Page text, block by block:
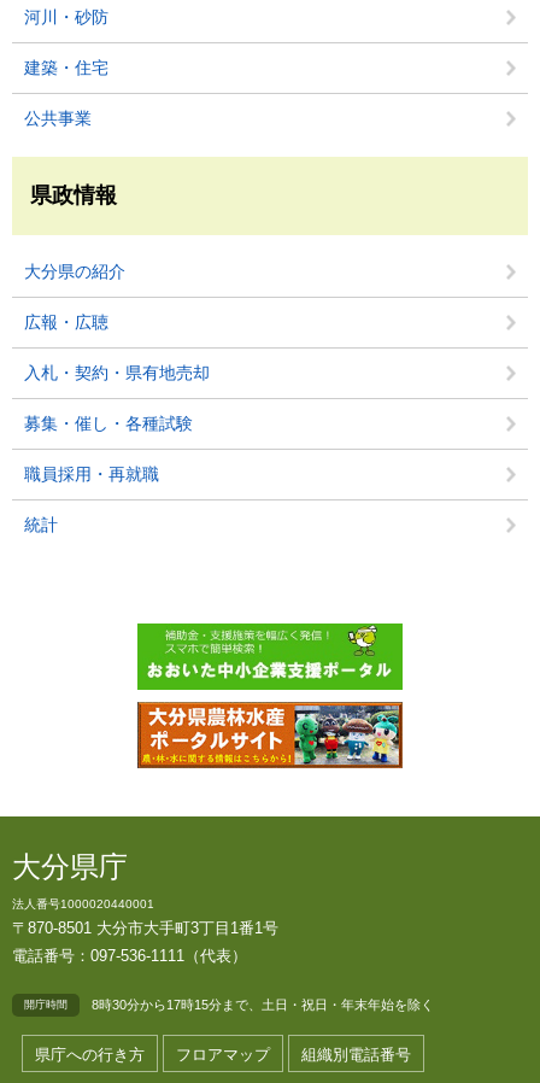
河川・砂防
建築・住宅
公共事業
県政情報
大分県の紹介
広報・広聴
入札・契約・県有地売却
募集・催し・各種試験
職員採用・再就職
統計
大分県庁
法人番号1000020440001
〒870-8501 大分市大手町3丁目1番1号
電話番号：097-536-1111（代表）
開庁時間 8時30分から17時15分まで、土日・祝日・年末年始を除く
県庁への行き方 フロアマップ 組織別電話番号